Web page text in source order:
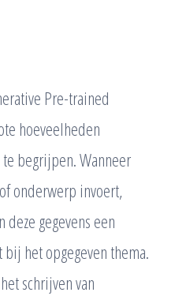
Pre-trained
hoeveelheden
begrijpen. Wanneer
onderwerp invoert,
deze gegevens een
het opgegeven thema.
schrijven van